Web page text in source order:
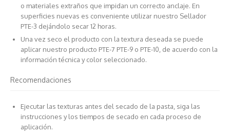
o materiales extraños que impidan un correcto anclaje. En
superficies nuevas es conveniente utilizar nuestro Sellador
PTE-3 dejándolo secar 12 horas.
Una vez seco el producto con la textura deseada se puede
aplicar nuestro producto PTE-7 PTE-9 o PTE-10, de acuerdo con la
información técnica y color seleccionado.
Recomendaciones
Ejecutar las texturas antes del secado de la pasta, siga las
instrucciones y los tiempos de secado en cada proceso de
aplicación.